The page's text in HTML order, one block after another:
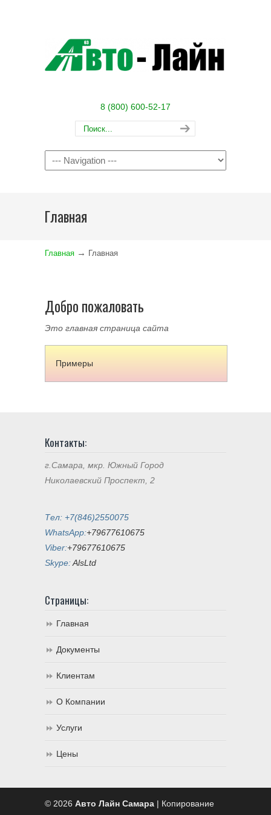
8 (800) 600-52-17
Navigation
Главная
Главная → Главная
Добро пожаловать
Это главная страница сайта
Примеры
Контакты:
г.Самара, мкр. Южный Город
Николаевский Проспект, 2
Тел: +7(846)2550075
WhatsApp:+79677610675
Viber:+79677610675
Skype:AlsLtd
Страницы:
Главная
Документы
Клиентам
О Компании
Услуги
Цены
© 2026 Авто Лайн Самара | Копирование